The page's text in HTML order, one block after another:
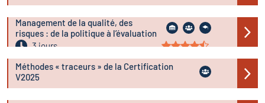
Management de la qualité, des
risques : de la politique à l’évaluation
3 jours
Méthodes « traceurs » de la Certification
V2025